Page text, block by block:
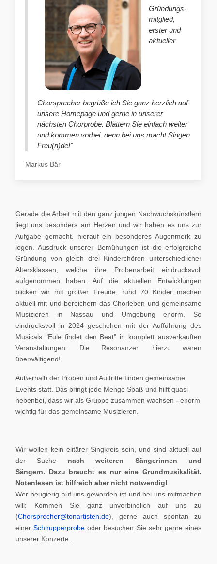
Gründungs-
mitglied,
erster und
aktueller
Chorsprecher begrüße ich Sie ganz herzlich auf
unsere Homepage und gerne in unserer
nächsten Chorprobe. Blättern Sie einfach weiter
und kommen vorbei, denn bei uns macht Singen
Freu(n)de!"
Markus Bär
Gerade die Arbeit mit den ganz jungen Nachwuchskünstlern
liegt uns besonders am Herzen und wir haben es uns zur
Aufgabe gemacht, hierauf ein besonderes Augenmerk zu
legen. Ausdruck unserer Bemühungen ist die erfolgreiche
Gründung von gleich drei Kinderchören unterschiedlicher
Altersklassen, welche ihre Probenarbeit eindrucksvoll
aufgenommen haben. Auf die aktuellen Entwicklungen
blicken wir mit großer Freude, rund 70 Kinder machen
aktuell mit und bereichern das Chorleben und gemeinsame
Musizieren in Nassau und Umgebung enorm. So
eindrucksvoll in 2024 geschehen mit der Aufführung des
Musicals "Eule findet den Beat" in komplett ausverkauften
Veranstaltungen. Die Resonanzen hierzu waren
überwältigend!
Außerhalb der Proben und Auftritte finden gemeinsame
Events statt. Das bringt jede Menge Spaß und hilft quasi
nebenbei, dass wir als Gruppe zusammen wachsen - enorm
wichtig für das gemeinsame Musizieren.
Wir wollen kein elitärer Singkreis sein, und sind aktuell auf
der Suche nach weiteren Sängerinnen und
Sängern. Dazu braucht es nur eine Grundmusikalität.
Notenlesen ist hilfreich aber nicht notwendig!
Wer neugierig auf uns geworden ist und bei uns mitmachen
will: Kommen Sie ganz unverbindlich auf uns zu
(Chorsprecher@tonartisten.de), gerne auch spontan zu
einerSchnupperprobe oder besuchen Sie sehr gerne eines
unserer Konzerte.